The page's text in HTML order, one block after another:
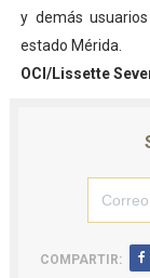
y demás
estado Mérida.
OCI/Lissette
COMPARTIR: